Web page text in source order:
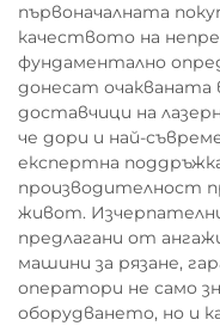
първоначалната
качеството на
фундаментално
донесат
доставчици на
че дори и най-
експертна
производителност
живот.
предлагани от
машини за рязане,
оператори не само
оборудването, но и